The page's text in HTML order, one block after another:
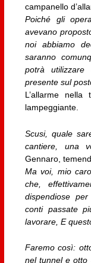
campanello
Poiché gli
avevano
noi abbiamo
saranno
potrà utilizzare
presente sul
L’allarme
lampeggiante.
Scusi, quale
cantiere, una
Gennaro,
Ma voi, mio
che,
dispendiose
conti passate
lavorare, E
Faremo così:
nel tunnel e otto